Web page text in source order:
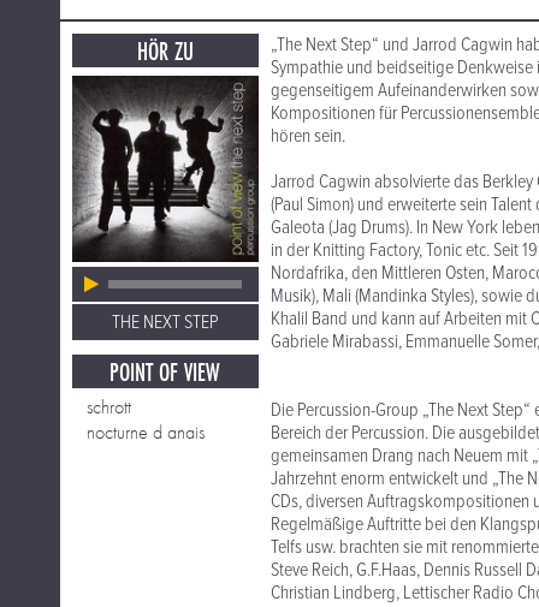
HÖR ZU
THE NEXT STEP
POINT OF VIEW
schrott
nocturne d anais
„The Next Step“ und Jarrod Cagwin
Sympathie und beidseitige
gegenseitigem Aufeinanderwirken
Kompositionen für
hören sein.
Jarrod Cagwin absolvierte das
(Paul Simon) und erweiterte sein
Galeota (Jag Drums). In New York
in der Knitting Factory, Tonic etc. Seit
Nordafrika, den Mittleren Osten,
Musik), Mali (Mandinka Styles), sowie
Khalil Band und kann auf Arbeiten mit
Gabriele Mirabassi, Emmanuelle
Die Percussion-Group „The Next
Bereich der Percussion. Die
gemeinsamen Drang nach Neuem mit
Jahrzehnt enorm entwickelt und „The
CDs, diversen Auftragskompositionen
Regelmäßige Auftritte bei den
Telfs usw. brachten sie mit
Steve Reich, G.F.Haas, Dennis Russell
Christian Lindberg, Lettischer Radio